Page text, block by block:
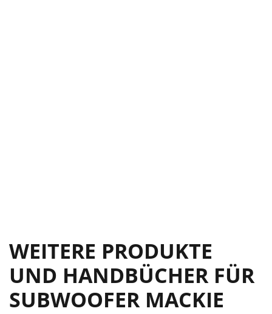
WEITERE PRODUKTE
UND HANDBÜCHER FÜR
SUBWOOFER MACKIE